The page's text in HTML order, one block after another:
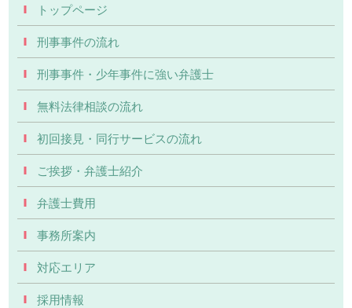
トップページ
刑事事件の流れ
刑事事件・少年事件に強い弁護士
無料法律相談の流れ
初回接見・同行サービスの流れ
ご挨拶・弁護士紹介
弁護士費用
事務所案内
対応エリア
採用情報